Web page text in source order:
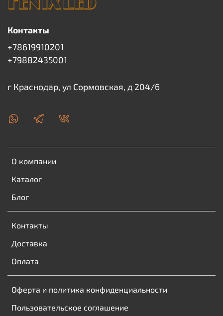
О компании
Каталог
Блог
Контакты
Доставка
Оплата
Оферта и политика конфиденциальности
Пользовательское соглашение
Контакты
+78619910201
+79882435001
г Краснодар, ул Сормовская, д 204/6